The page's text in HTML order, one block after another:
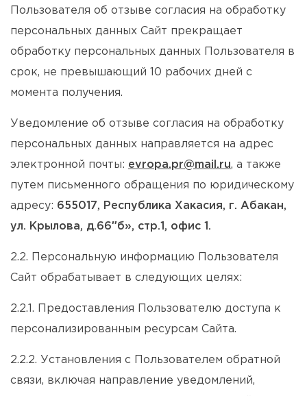
Пользователя об отзыве согласия на обработку
персональных данных Сайт прекращает
обработку персональных данных Пользователя в
срок, не превышающий 10 рабочих дней с
момента получения.
Уведомление об отзыве согласия на обработку
персональных данных направляется на адрес
электронной почты: evropa.pr@mail.ru, а также
путем письменного обращения по юридическому
адресу: 655017, Республика Хакасия, г. Абакан,
ул. Крылова, д.66″б», стр.1, офис 1.
2.2. Персональную информацию Пользователя
Сайт обрабатывает в следующих целях:
2.2.1. Предоставления Пользователю доступа к
персонализированным ресурсам Сайта.
2.2.2. Установления с Пользователем обратной
связи, включая направление уведомлений,